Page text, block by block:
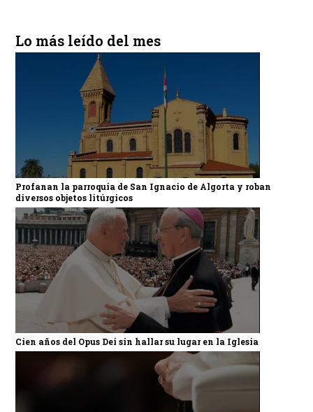
Lo más leído del mes
Profanan la parroquia de San Ignacio de Algorta y roban
diversos objetos litúrgicos
Cien años del Opus Dei sin hallar su lugar en la Iglesia